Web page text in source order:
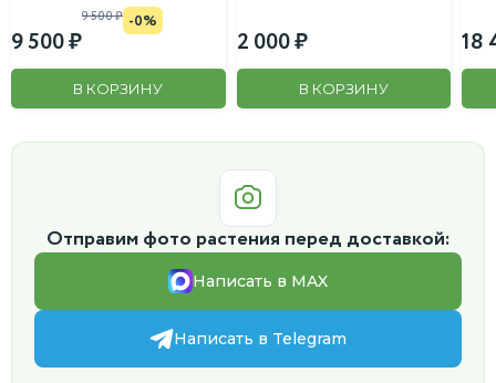
9 500
9 500 -0%
В КОРЗИНУ
2 000
В КОРЗИНУ
18
Отправим фото растения перед доставкой:
Написать в MAX
Написать в Telegram